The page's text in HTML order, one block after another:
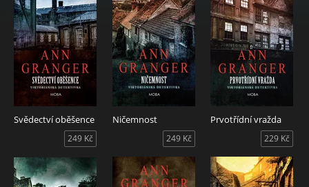
Svědectví oběšence
249 Kč
Ničemnost
249 Kč
Prvotřídní vražda
229 Kč